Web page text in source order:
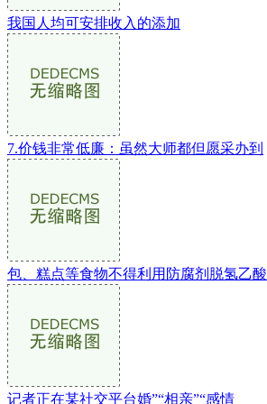
我国人均可安排收入的添加
7.价钱非常低廉：虽然大师都但愿采办到
包、糕点等食物不得利用防腐剂脱氢乙酸
记者正在某社交平台婚”“相亲”“感情